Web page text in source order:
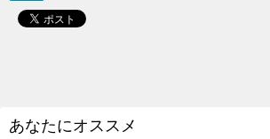
あなたにオススメ